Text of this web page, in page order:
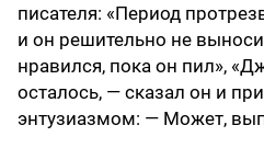
писателя: «Период
и он решительно не
нравился, пока он пил»,
осталось, — сказал он и
энтузиазмом: — Может,